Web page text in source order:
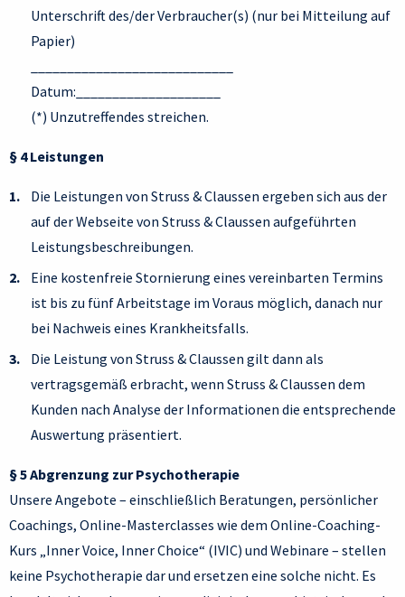
Unterschrift des/der Verbraucher(s) (nur bei Mitteilung auf
Papier)
Datum:____________________
(*) Unzutreffendes streichen.
§ 4 Leistungen
Die Leistungen von Struss & Claussen ergeben sich aus der
auf der Webseite von Struss & Claussen aufgeführten
Leistungsbeschreibungen.
Eine kostenfreie Stornierung eines vereinbarten Termins
ist bis zu fünf Arbeitstage im Voraus möglich, danach nur
bei Nachweis eines Krankheitsfalls.
Die Leistung von Struss & Claussen gilt dann als
vertragsgemäß erbracht, wenn Struss & Claussen dem
Kunden nach Analyse der Informationen die entsprechende
Auswertung präsentiert.
§ 5 Abgrenzung zur Psychotherapie
Unsere Angebote – einschließlich Beratungen, persönlicher
Coachings, Online-Masterclasses wie dem Online-Coaching-
Kurs „Inner Voice, Inner Choice“ (IVIC) und Webinare – stellen
keine Psychotherapie dar und ersetzen eine solche nicht. Es